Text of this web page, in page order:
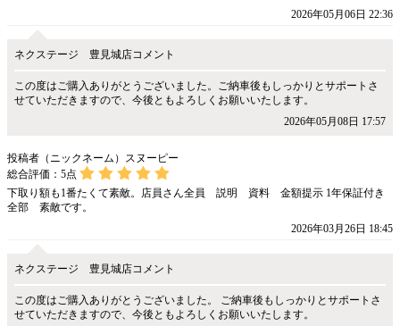
2026年05月06日 22:36
ネクステージ 豊見城店コメント
この度はご購入ありがとうございました。ご納車後もしっかりとサポートさ
せていただきますので、今後ともよろしくお願いいたします。
2026年05月08日 17:57
投稿者（ニックネーム）スヌーピー
総合評価： 5点
下取り額も1番たくて素敵。店員さん全員 説明 資料 金額提示 1年保証付き
全部 素敵です。
2026年03月26日 18:45
ネクステージ 豊見城店コメント
この度はご購入ありがとうございました。 ご納車後もしっかりとサポートさ
せていただきますので、今後ともよろしくお願いいたします。